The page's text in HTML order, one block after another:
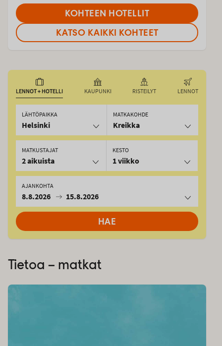
KOHTEEN HOTELLIT
KATSO KAIKKI KOHTEET
LENNOT + HOTELLI KAUPUNKI RISTEILYT LENNOT
LÄHTÖPAIKKA
Helsinki
MATKAKOHDE
Kreikka
KESTO
1 viikko
AJANKOHTA
8.8.2026 15.8.2026
MATKUSTAJAT
2 aikuista
HAE
Tietoa – matkat